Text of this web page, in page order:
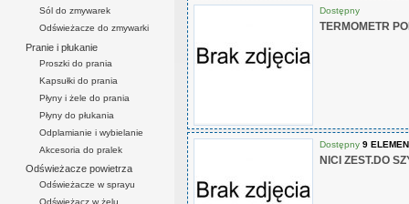
Sól do zmywarek
Odświeżacze do zmywarki
Pranie i płukanie
Proszki do prania
Kapsułki do prania
Płyny i żele do prania
Płyny do płukania
Odplamianie i wybielanie
Akcesoria do pralek
Odświeżacze powietrza
Odświeżacze w sprayu
Odświeżacz w żelu
Dostępny
TERMOMETR
Dostępny 9
NICI ZEST.DO